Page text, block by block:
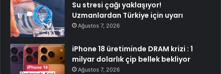
Su stresi çağı yaklaşıyor!
Uzmanlardan Türkiye için uyarı
Ağustos 7, 2026
iPhone 18 üretiminde DRAM krizi : 1
milyar dolarlık çip bellek bekliyor
Ağustos 7, 2026